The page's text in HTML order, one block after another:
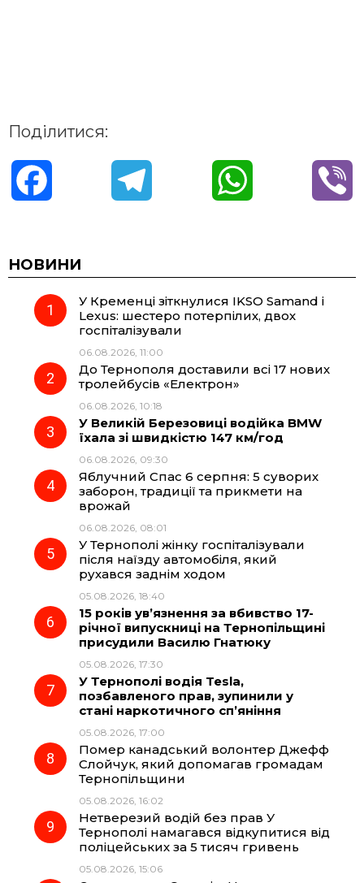
Поділитися:
c
e
o
o
e
r
a
m
t
p
НОВИНИ
У Кременці зіткнулися IKSO Samand і
Lexus: шестеро потерпілих, двох
госпіталізували
06.08.2026, 11:00
До Тернополя доставили всі 17 нових
тролейбусів «Електрон»
06.08.2026, 10:18
У Великій Березовиці водійка BMW
їхала зі швидкістю 147 км/год
06.08.2026, 09:30
Яблучний Спас 6 серпня: 5 суворих
заборон, традиції та прикмети на
врожай
06.08.2026, 08:01
У Тернополі жінку госпіталізували
після наїзду автомобіля, який
рухався заднім ходом
05.08.2026, 18:40
15 років ув’язнення за вбивство 17-
річної випускниці на Тернопільщині
присудили Василю Гнатюку
05.08.2026, 17:30
У Тернополі водія Tesla,
позбавленого прав, зупинили у
стані наркотичного сп’яніння
05.08.2026, 17:00
Помер канадський волонтер Джефф
Слойчук, який допомагав громадам
Тернопільщини
05.08.2026, 16:02
Нетверезий водій без прав У
Тернополі намагався відкупитися від
поліцейських за 5 тисяч гривень
05.08.2026, 15:06